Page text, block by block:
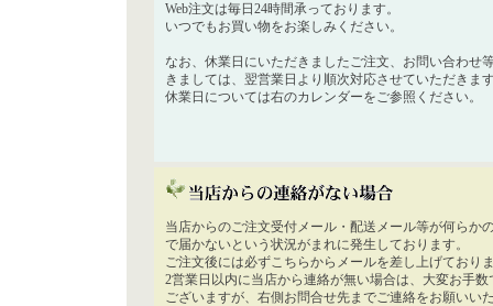
Web注文は毎日24時間承っております。
いつでもお買い物をお楽しみください。
なお、休業日にいただきましたご注文、お問い合わせ
きましては、翌営業日より順次対応させていただきま
休業日については右のカレンダーをご参照ください。
当店からのご注文受付メール・配送メール等が何らか
で届かないという状況がまれに発生しております。
ご注文後には必ずこちらからメールを差し上げており
2営業日以内に当店から連絡が無い場合は、大変お手数
ございますが、右側お問合せ先までご連絡をお願いい